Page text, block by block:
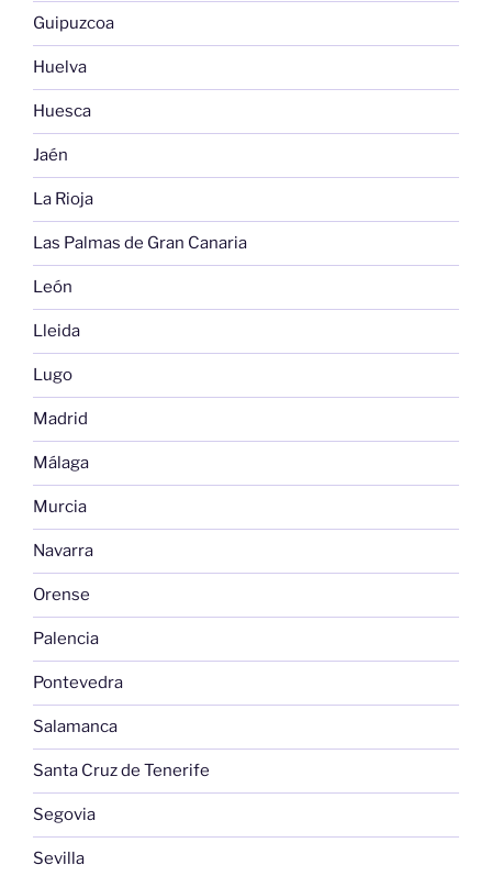
Guipuzcoa
Huelva
Huesca
Jaén
La Rioja
Las Palmas de Gran Canaria
León
Lleida
Lugo
Madrid
Málaga
Murcia
Navarra
Orense
Palencia
Pontevedra
Salamanca
Santa Cruz de Tenerife
Segovia
Sevilla